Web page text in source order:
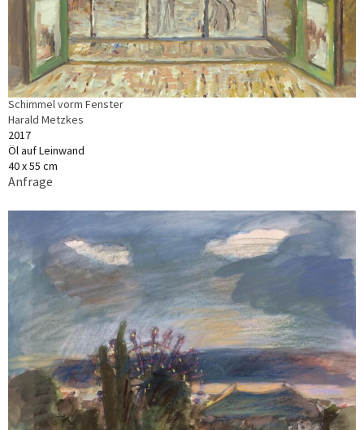
Schimmel vorm Fenster
Harald Metzkes
2017
Öl auf Leinwand
40 x 55 cm
Anfrage